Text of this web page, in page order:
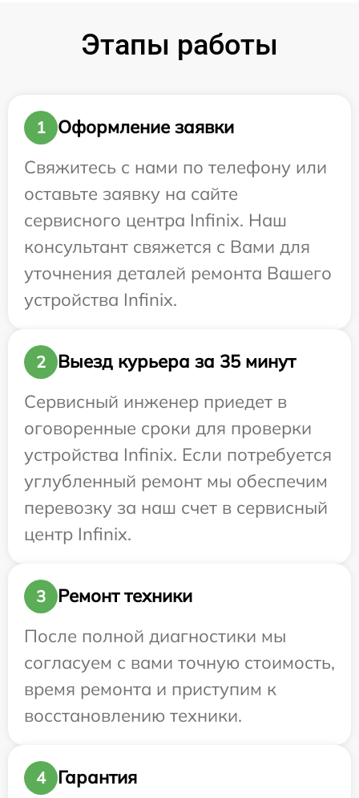
Этапы работы
1
Оформление заявки
Свяжитесь с нами по телефону или
оставьте заявку на сайте
сервисного центра Infinix. Наш
консультант свяжется с Вами для
уточнения деталей ремонта Вашего
устройства Infinix.
2
Выезд курьера за 35 минут
Сервисный инженер приедет в
оговоренные сроки для проверки
устройства Infinix. Если потребуется
углубленный ремонт мы обеспечим
перевозку за наш счет в сервисный
центр Infinix.
3
Ремонт техники
После полной диагностики мы
согласуем с вами точную стоимость,
время ремонта и приступим к
восстановлению техники.
4 Гарантия